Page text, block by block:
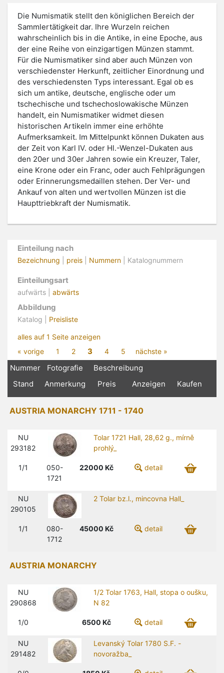
Die Numismatik stellt den königlichen Bereich der
Sammlertätigkeit dar. Ihre Wurzeln reichen
wahrscheinlich bis in die Antike, in eine Epoche, aus
der eine Reihe von einzigartigen Münzen stammt.
Für die Numismatiker sind aber auch Münzen von
verschiedenster Herkunft, zeitlicher Einordnung und
des verschiedensten Typs interessant. Egal ob es
sich um antike, deutsche, englische oder um
tschechische und tschechoslowakische Münzen
handelt, ein Numismatiker widmet diesen
historischen Artikeln immer eine erhöhte
Aufmerksamkeit. Im Mittelpunkt können Dukaten aus
der Zeit von Karl IV. oder Hl.-Wenzel-Dukaten aus
den 20er und 30er Jahren sowie ein Kreuzer, Taler,
eine Krone oder ein Franc, oder auch Fehlprägungen
oder Erinnerungsmedaillen stehen. Der Ver- und
Ankauf von alten und wertvollen Münzen ist die
Haupttriebkraft der Numismatik.
Einteilung nach
Bezeichnung preis Nummern | Katalognummern
Einteilungsart
aufwärts | abwärts
Abbildung
Katalog | Preisliste
alles auf 1 Seite anzeigen
« vorige
1 2 3 4 5 nächste »
Nummer Fotografie
Beschreibung
Stand
Anmerkung Preis Anzeigen Kaufen
AUSTRIA MONARCHY 1711 - 1740
NU
293182
Tolar 1721 Hall, 28,62 g., mírně
prohlý_
1/1
050-
1721
22000 Kč detail
NU
290105
2 Tolar bz.l., mincovna Hall_
1/1
080-
1712
45000 Kč detail
AUSTRIA MONARCHY
NU
290868
1/2 Tolar 1763, Hall, stopa o oušku,
N 82
1/0 6500 Kč detail
NU
291482
Levanský Tolar 1780 S.F. -
novoražba_